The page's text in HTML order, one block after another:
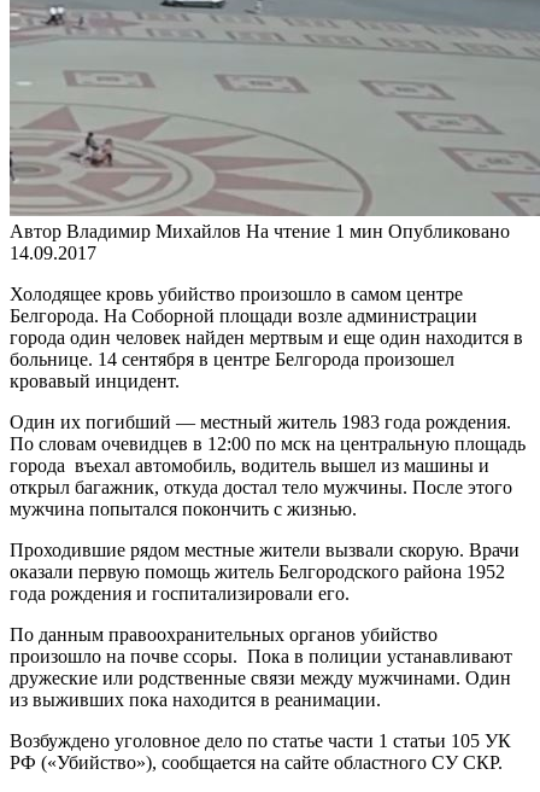
Автор Владимир Михайлов На чтение 1 мин Опубликовано
14.09.2017
Холодящее кровь убийство произошло в самом центре
Белгорода. На Соборной площади возле администрации
города один человек найден мертвым и еще один находится в
больнице. 14 сентября в центре Белгорода произошел
кровавый инцидент.
Один их погибший — местный житель 1983 года рождения.
По словам очевидцев в 12:00 по мск на центральную площадь
города въехал автомобиль, водитель вышел из машины и
открыл багажник, откуда достал тело мужчины. После этого
мужчина попытался покончить с жизнью.
Проходившие рядом местные жители вызвали скорую. Врачи
оказали первую помощь житель Белгородского района 1952
года рождения и госпитализировали его.
По данным правоохранительных органов убийство
произошло на почве ссоры. Пока в полиции устанавливают
дружеские или родственные связи между мужчинами. Один
из выживших пока находится в реанимации.
Возбуждено уголовное дело по статье части 1 статьи 105 УК
РФ («Убийство»), сообщается на сайте областного СУ СКР.